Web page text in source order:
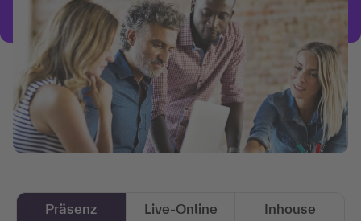
Präsenz Live-Online Inhouse